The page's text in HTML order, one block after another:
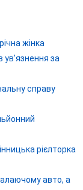
жінка
ув’язнення за
справу
рієлторка
авто, а